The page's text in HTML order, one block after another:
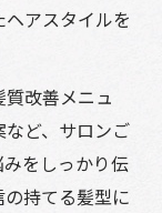
アスタイルを
改善メニュ
ど、サロンご
をしっかり伝
持てる髪型に